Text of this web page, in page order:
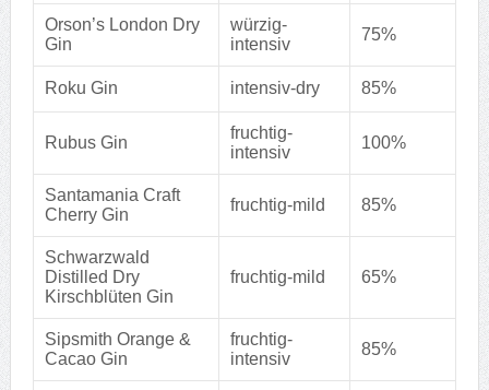
Orson’s London Dry
Gin
würzig-
intensiv
75%
Roku Gin intensiv-dry 85%
Rubus Gin
fruchtig-
intensiv
100%
Santamania Craft
Cherry Gin
fruchtig-mild 85%
Schwarzwald
Distilled Dry
Kirschblüten Gin
fruchtig-mild 65%
Sipsmith Orange &
Cacao Gin
fruchtig-
intensiv
85%